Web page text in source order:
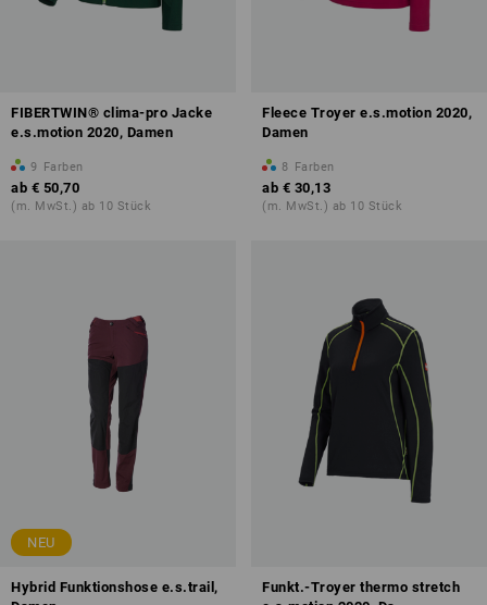
FIBERTWIN® clima-pro Jacke
e.s.motion 2020, Damen
9 Farben
ab € 50,70
(m. MwSt.) ab 10 Stück
Fleece Troyer e.s.motion 2020,
Damen
8 Farben
ab € 30,13
(m. MwSt.) ab 10 Stück
NEU
Hybrid Funktionshose e.s.trail,
Funkt.-Troyer thermo stretch